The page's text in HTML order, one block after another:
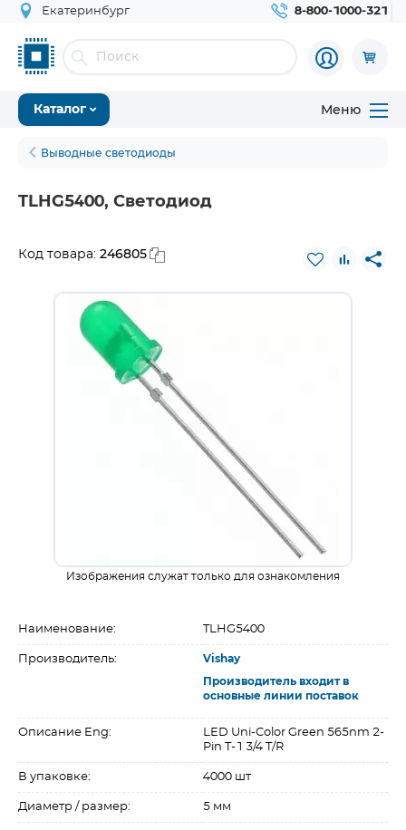
Екатеринбург 8-800-1000-321
Каталог Меню
Выводные светодиоды
TLHG5400, Светодиод
Код товара: 246805
Изображения служат только для ознакомления
Наименование: TLHG5400
Производитель: Vishay
Производитель входит в
основные линии поставок
Описание Eng:
LED Uni-Color Green 565nm 2-
Pin T-1 3/4 T/R
В упаковке: 4000 шт
Диаметр / размер: 5 мм